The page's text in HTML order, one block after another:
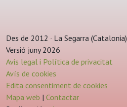
Des de 2012 · La Segarra (Catalonia)
Versió juny 2026
Avis legal i Política de privacitat
Avís de cookies
Edita consentiment de cookies
Mapa web | Contactar